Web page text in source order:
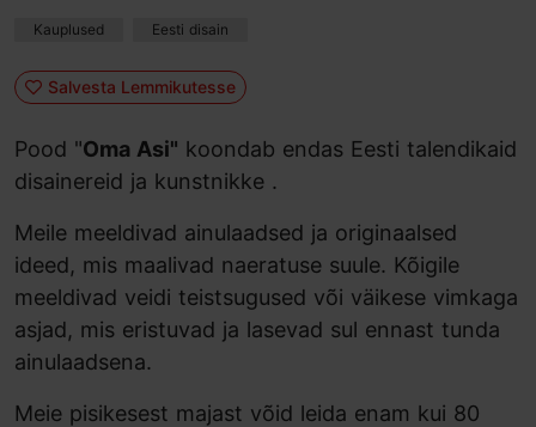
Kauplused Eesti disain
Salvesta Lemmikutesse
Pood "Oma Asi" koondab endas Eesti talendikaid
disainereid ja kunstnikke .
Meile meeldivad ainulaadsed ja originaalsed
ideed, mis maalivad naeratuse suule. Kõigile
meeldivad veidi teistsugused või väikese vimkaga
asjad, mis eristuvad ja lasevad sul ennast tunda
ainulaadsena.
Meie pisikesest majast võid leida enam kui 80